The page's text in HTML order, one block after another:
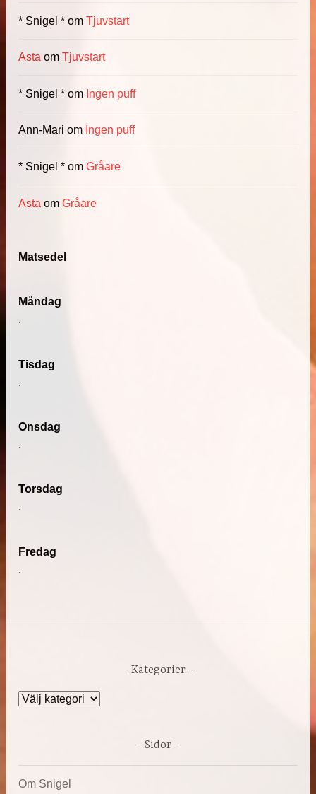
* Snigel * omTjuvstart
Asta omTjuvstart
* Snigel * om Ingen puff
Ann-Mari om Ingen puff
* Snigel * omGråare
Asta omGråare
Matsedel
Måndag
.
Tisdag
.
Onsdag
.
Torsdag
.
Fredag
.
Kategorier
Kategorier
Sidor
Om Snigel